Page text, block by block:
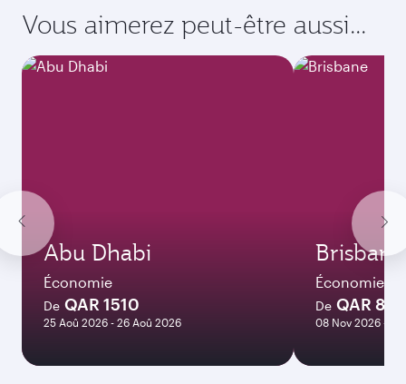
Vous aimerez peut-être aussi...
Abu Dhabi
Économie
De QAR 1510
25 Aoû 2026 - 26 Aoû 2026
Brisbane
Économie
De QAR
08 Nov 2026 - 10